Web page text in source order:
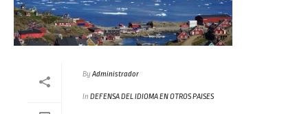
ByAdministrador
In DEFENSA DEL IDIOMA EN OTROS PAISES